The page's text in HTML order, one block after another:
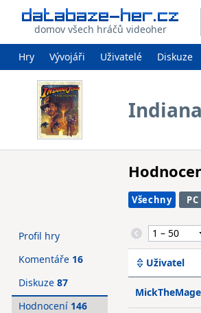
domov všech hráčů videoher
Hry Vývojáři Uživatelé Diskuze
Všechny PC
Uživatel
MickTheMage
Profil hry
Komentáře 16
Diskuze 87
Hodnocení 146